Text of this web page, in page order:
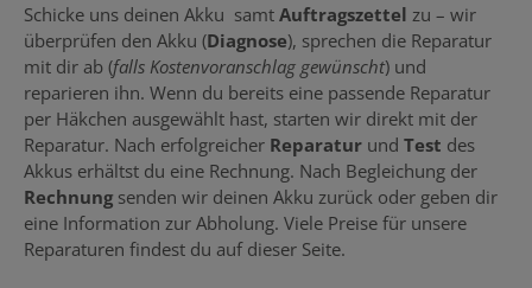
Schicke uns deinen Akku samt Auftragszettel zu – wir
überprüfen den Akku (Diagnose), sprechen die Reparatur
mit dir ab (falls Kostenvoranschlag gewünscht) und
reparieren ihn. Wenn du bereits eine passende Reparatur
per Häkchen ausgewählt hast, starten wir direkt mit der
Reparatur. Nach erfolgreicher Reparatur und Test des
Akkus erhältst du eine Rechnung. Nach Begleichung der
Rechnung senden wir deinen Akku zurück oder geben dir
eine Information zur Abholung. Viele Preise für unsere
Reparaturen findest du auf dieser Seite.